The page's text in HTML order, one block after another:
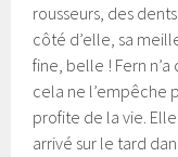
rousseurs, des
côté d’elle, sa
fine, belle ! Fern
cela ne l’empêche
profite de la vie.
arrivé sur le tard